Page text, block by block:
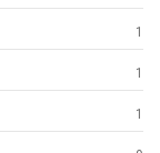
1
1
1